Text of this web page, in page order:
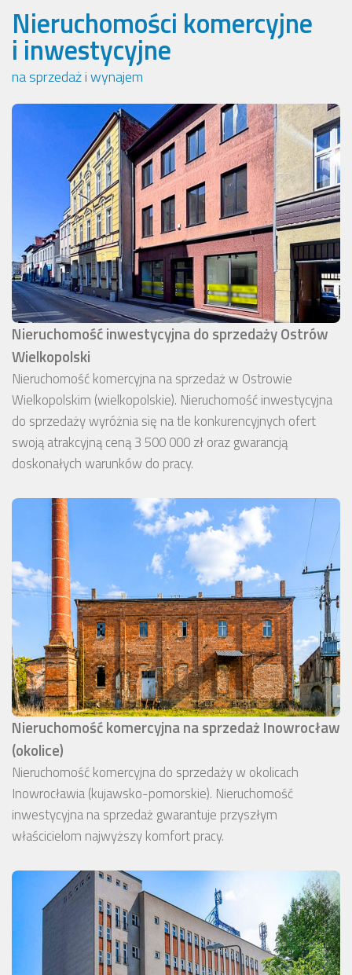
Nieruchomości komercyjne
i inwestycyjne
na sprzedaż i wynajem
Nieruchomość inwestycyjna do sprzedaży Ostrów
Wielkopolski
Nieruchomość komercyjna na sprzedaż w Ostrowie
Wielkopolskim (wielkopolskie). Nieruchomość inwestycyjna
do sprzedaży wyróżnia się na tle konkurencyjnych ofert
swoją atrakcyjną ceną 3 500 000 zł oraz gwarancją
doskonałych warunków do pracy.
Nieruchomość komercyjna na sprzedaż Inowrocław
(okolice)
Nieruchomość komercyjna do sprzedaży w okolicach
Inowrocławia (kujawsko-pomorskie). Nieruchomość
inwestycyjna na sprzedaż gwarantuje przyszłym
właścicielom najwyższy komfort pracy.